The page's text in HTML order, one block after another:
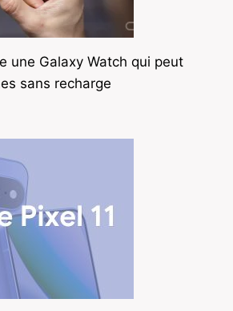
une Galaxy Watch qui peut
sans recharge